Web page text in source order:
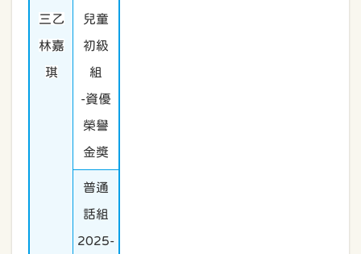
三乙
林嘉
琪
兒童
初級
組
-資優
榮譽
金獎
普通
話組
2025-